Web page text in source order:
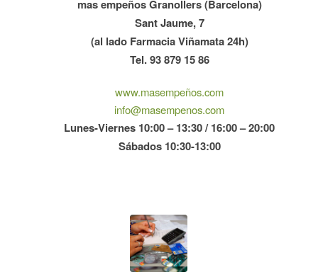
mas empeños Granollers (Barcelona)
Sant Jaume, 7
(al lado Farmacia Viñamata 24h)
Tel. 93 879 15 86
www.masempeños.com
info@masempenos.com
Lunes-Viernes 10:00 – 13:30 / 16:00 – 20:00
Sábados 10:30-13:00